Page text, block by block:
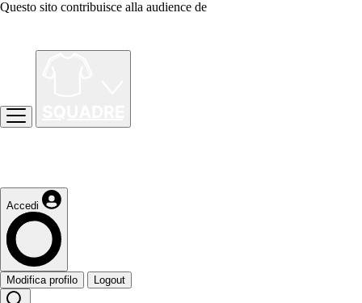
Questo sito contribuisce alla audience de
Accedi
Modifica profilo Logout